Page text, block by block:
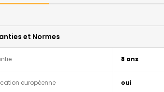
et Normes
8 ans
européenne oui